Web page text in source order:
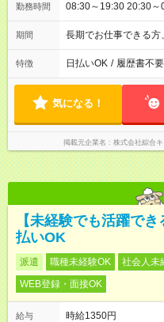
勤務時間 08:30～19:30 20:30～
期間 長期でお仕事できる方
特徴 日払いOK / 履歴書不要
気になる！
掲載元企業名 株式会社綜合
【未経験でも活躍で
払いOK
派遣 職種未経験OK 社会人未
WEB登録・面接OK
給与
時給1350円